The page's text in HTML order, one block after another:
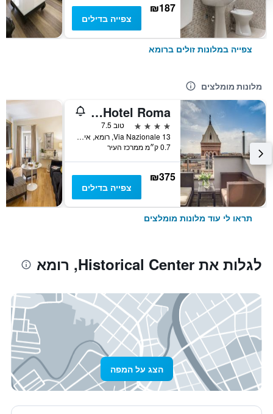
₪187
צפייה בדילים
צפייה במלונות זולים ברומא
מלונות מומלצים
La Griffe Hotel Roma
4 כוכבים
טוב 7.5
Via Nazionale 13, רומא, איטליה
0.7 ק״מ ממרכז העיר
₪375
צפייה בדילים
תראו לי עוד מלונות מומלצים
לגלות את Historical Center, רומא
הצג על המפה